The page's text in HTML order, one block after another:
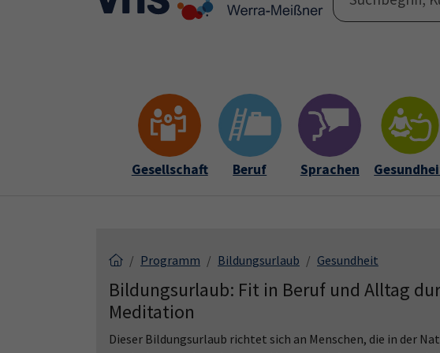
Skip to main content
Skip to page footer
Gesellschaft Beruf Sprachen
Programm Bildungsurlaub Gesundheit
Bildungsurlaub: Fit in Beruf und Alltag
Meditation
Dieser Bildungsurlaub richtet sich an Menschen, die in der